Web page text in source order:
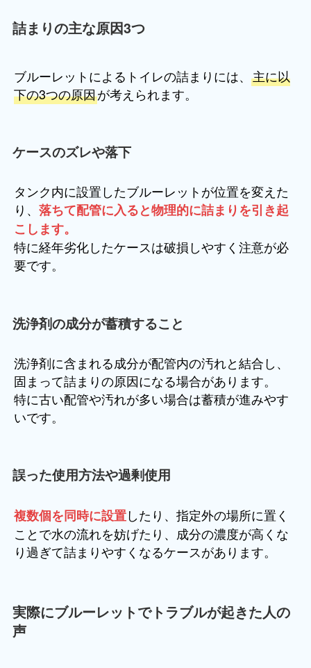
詰まりの主な原因3つ
ブルーレットによるトイレの詰まりには、 主に以
下の3つの原因が考えられます。
ケースのズレや落下
タンク内に設置したブルーレットが位置を変えた
り、 落ちて配管に入ると物理的に詰まりを引き起
こします。
特に経年劣化したケースは破損しやすく注意が必
要です。
洗浄剤の成分が蓄積すること
洗浄剤に含まれる成分が配管内の汚れと結合し、
固まって詰まりの原因になる場合があります。
特に古い配管や汚れが多い場合は蓄積が進みやす
いです。
誤った使用方法や過剰使用
複数個を同時に設置したり、指定外の場所に置く
ことで水の流れを妨げたり、成分の濃度が高くな
り過ぎて詰まりやすくなるケースがあります。
実際にブルーレットでトラブルが起きた人の
声